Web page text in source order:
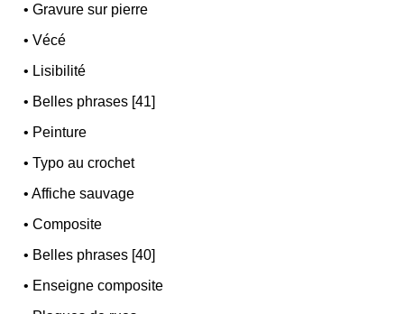
•Gravure sur pierre
•Vécé
• Lisibilité
• Belles phrases [41]
• Peinture
•Typo au crochet
•Affiche sauvage
•Composite
• Belles phrases [40]
• Enseigne composite